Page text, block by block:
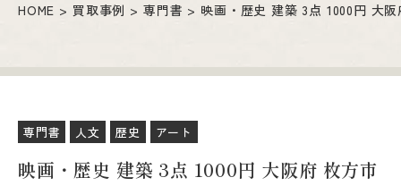
HOME 買取事例 専門書 映画・歴史 建築 3点 1000円 大
専門書 人文 歴史 アート
映画・歴史 建築 3点 1000円 大阪府 枚方市